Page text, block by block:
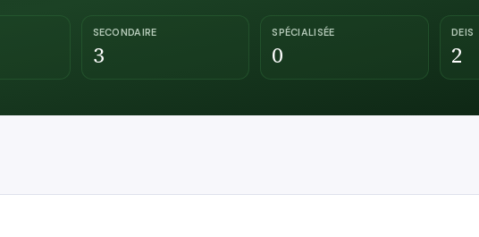
SECONDAIRE
3
SPÉCIALISÉE
0
DEIS
2